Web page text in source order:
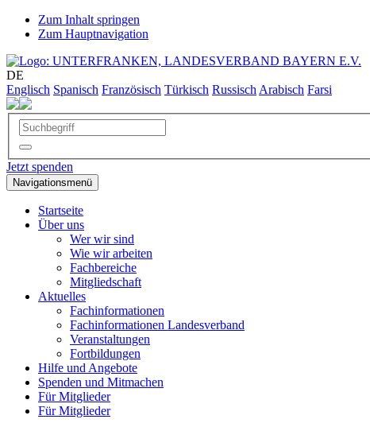
Zum Inhalt springen
Zum Hauptnavigation
DE
Englisch Spanisch Französisch Türkisch Russisch Arabisch Farsi
Jetzt spenden
Navigationsmenü
Startseite
Über uns
Wer wir sind
Wie wir arbeiten
Fachbereiche
Mitgliedschaft
Aktuelles
Fachinformationen
Fachinformationen Landesverband
Veranstaltungen
Fortbildungen
Hilfe und Angebote
Spenden und Mitmachen
Für Mitglieder
Für Mitglieder